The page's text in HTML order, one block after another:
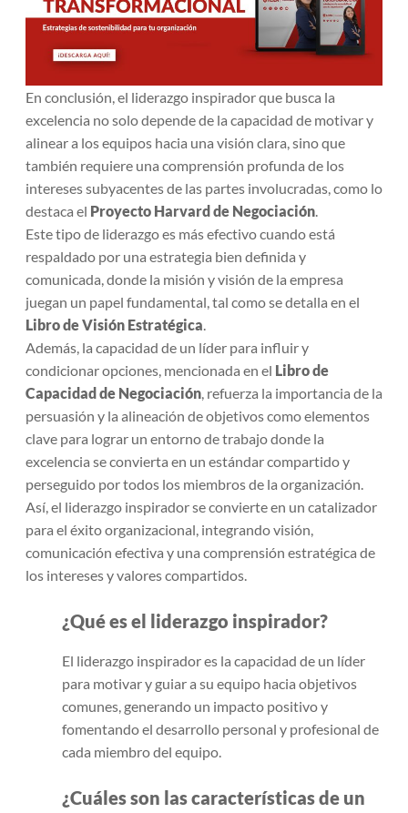
En conclusión, el liderazgo inspirador que busca la
excelencia no solo depende de la capacidad de motivar y
alinear a los equipos hacia una visión clara, sino que
también requiere una comprensión profunda de los
intereses subyacentes de las partes involucradas, como lo
destaca el Proyecto Harvard de Negociación.
Este tipo de liderazgo es más efectivo cuando está
respaldado por una estrategia bien definida y
comunicada, donde la misión y visión de la empresa
juegan un papel fundamental, tal como se detalla en el
Libro de Visión Estratégica.
Además, la capacidad de un líder para influir y
condicionar opciones, mencionada en el Libro de
Capacidad de Negociación, refuerza la importancia de la
persuasión y la alineación de objetivos como elementos
clave para lograr un entorno de trabajo donde la
excelencia se convierta en un estándar compartido y
perseguido por todos los miembros de la organización.
Así, el liderazgo inspirador se convierte en un catalizador
para el éxito organizacional, integrando visión,
comunicación efectiva y una comprensión estratégica de
los intereses y valores compartidos.
¿Qué es el liderazgo inspirador?
El liderazgo inspirador es la capacidad de un líder
para motivar y guiar a su equipo hacia objetivos
comunes, generando un impacto positivo y
fomentando el desarrollo personal y profesional de
cada miembro del equipo.
¿Cuáles son las características de un